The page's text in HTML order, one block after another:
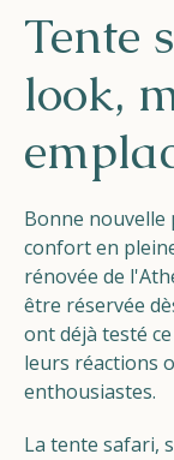
Tente
look,
Bonne nouvelle
confort en
rénovée de
être réservée
ont déjà testé
leurs réactions
enthousiastes.
La tente safari,